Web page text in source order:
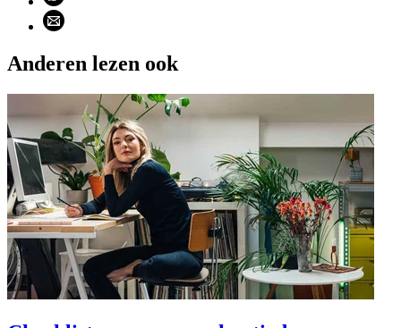
Deel via email (opent email programma)
Anderen lezen ook